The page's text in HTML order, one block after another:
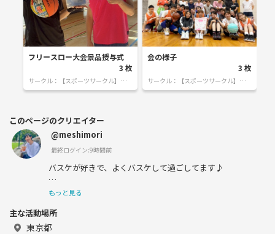
フリースロー大会景品授与式
3 枚
サークル：
【スポーツサークル】友達
作り! スポーツの良さを分かち合い
会の様子
3 枚
サークル：
【スポーツサークル】友達
作り! スポーツの良さを分かち合い
このページのクリエイター
@meshimori
最終ログイン:9時間前
バスケが好きで、よくバスケして過ごしてます♪
色んな人と楽しめる場を作るのにハマっていて、皆さんと
共に盛り上げていけたら嬉しいです😆
もっと見る
主な活動場所
東京都